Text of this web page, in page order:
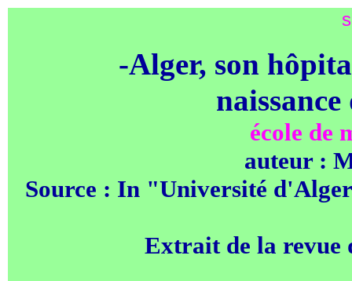
-Alger, son
école de
auteur :
Source : In "Université
Extrait de la revue